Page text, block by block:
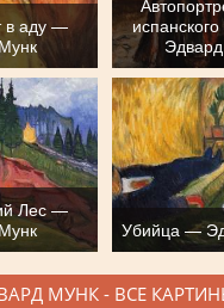
в аду —
Лес —
Убийца —
МУНК - ВСЕ